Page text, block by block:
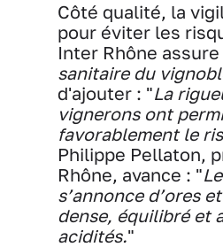
Côté qualité, la
pour éviter les
Inter Rhône assure
sanitaire du
d'ajouter : "La
vignerons ont
favorablement le
Philippe Pellaton,
Rhône, avance : "
s’annonce d’ores
dense, équilibré et
acidités."